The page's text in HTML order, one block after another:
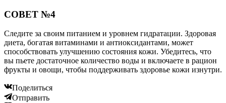
СОВЕТ №4
Следите за своим питанием и уровнем гидратации. Здоровая
диета, богатая витаминами и антиоксидантами, может
способствовать улучшению состояния кожи. Убедитесь, что
вы пьете достаточное количество воды и включаете в рацион
фрукты и овощи, чтобы поддерживать здоровье кожи изнутри.
Поделиться
Отправить